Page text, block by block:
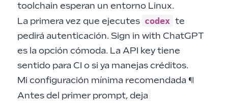
toolchain esperan un entorno Linux.
La primera vez que ejecutes codex te
pedirá autenticación. Sign in with ChatGPT
es la opción cómoda. La API key tiene
sentido para CI o si ya manejas créditos.
Mi configuración mínima recomendada ¶
Antes del primer prompt, deja